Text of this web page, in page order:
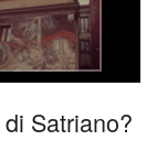
Satriano?